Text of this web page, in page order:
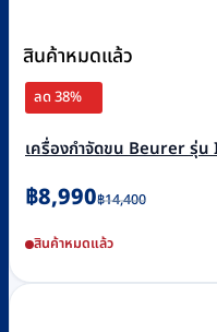
สินค้าหมดแล้ว
ลด 38%
เครื่องกำจัดขน Beurer รุ่
฿14,400
Original
was:
฿14,400.
฿8,990
Current
is:
฿8,990.
สินค้าหมดแล้ว